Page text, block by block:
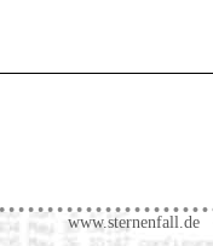
www.sternenfall.de